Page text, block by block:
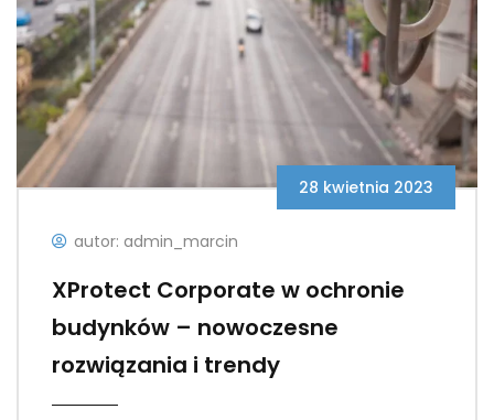
28 kwietnia 2023
autor: admin_marcin
XProtect Corporate w ochronie
budynków – nowoczesne
rozwiązania i trendy